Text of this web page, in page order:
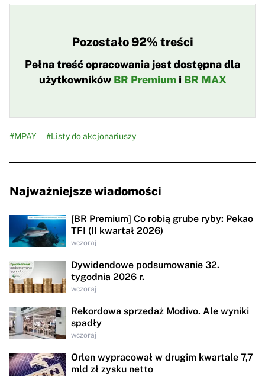
Pozostało 92% treści
Pełna treść opracowania jest dostępna dla
użytkowników BR Premiumi BR MAX
#MPAY #Listy do akcjonariuszy
Najważniejsze wiadomości
[BR Premium] Co robią grube ryby: Pekao
TFI (II kwartał 2026)
wczoraj
Dywidendowe podsumowanie 32.
tygodnia 2026 r.
wczoraj
Rekordowa sprzedaż Modivo. Ale wyniki
spadły
wczoraj
Orlen wypracował w drugim kwartale 7,7
mld zł zysku netto